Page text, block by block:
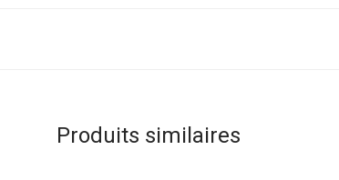
Produits similaires